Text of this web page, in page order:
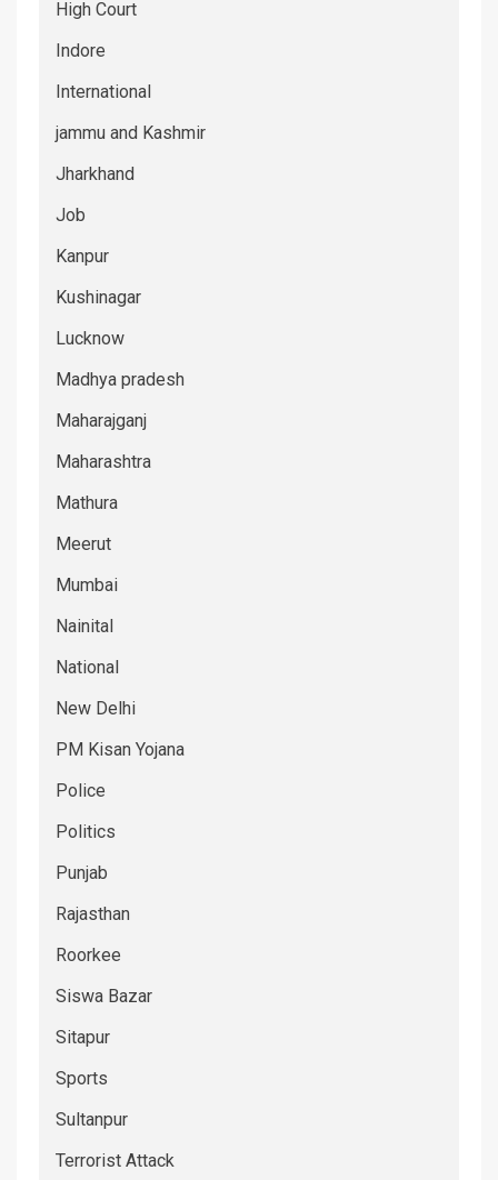
High Court
Indore
International
jammu and Kashmir
Jharkhand
Job
Kanpur
Kushinagar
Lucknow
Madhya pradesh
Maharajganj
Maharashtra
Mathura
Meerut
Mumbai
Nainital
National
New Delhi
PM Kisan Yojana
Police
Politics
Punjab
Rajasthan
Roorkee
Siswa Bazar
Sitapur
Sports
Sultanpur
Terrorist Attack